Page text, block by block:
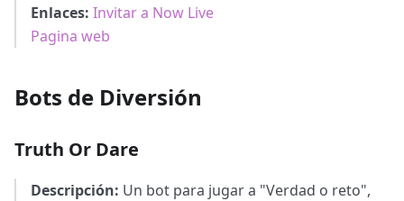
Enlaces: Invitar a Now Live
Pagina web
Bots de Diversión
Truth Or Dare
Descripción: Un bot para jugar a "Verdad o reto",